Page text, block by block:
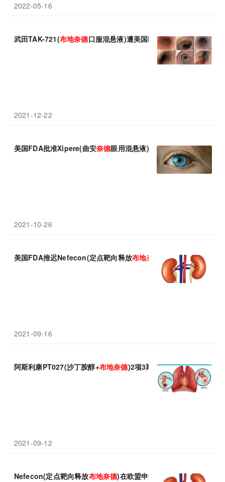
2022-05-16
武田TAK-721(布地奈德口服混悬液)遭美国FDA拒绝批准！
2021-12-22
美国FDA批准Xipere(曲安奈德眼用混悬液)：首个治疗葡萄膜炎相
2021-10-26
美国FDA推迟Nefecon(定点靶向释放布地奈 )决定日期：具有
2021-09-16
阿斯利康PT027(沙丁胺醇+布地奈德)2项3期临床成功：显著改善
2021-09-12
Nefecon(定点靶向释放布地奈德)在欧盟申请上市：具有疾病修正